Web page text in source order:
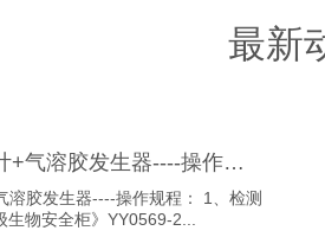
最新
气溶胶光度计+气溶胶发生器----操作规程
发生器----操作规程： 1、检测
物安全柜》YY0569-2...